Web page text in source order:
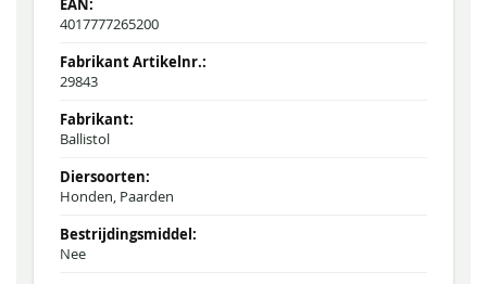
4017777265200
29843
Ballistol
Honden, Paarden
Nee